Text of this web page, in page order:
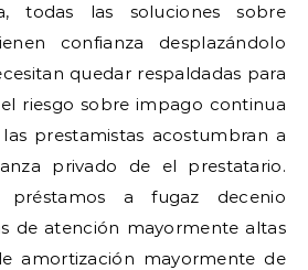
todas las soluciones sobre
confianza desplazándolo
quedar respaldadas para
riesgo sobre impago continua
prestamistas acostumbran a
privado de el prestatario.
préstamos a fugaz decenio
de atención mayormente altas
amortización mayormente de